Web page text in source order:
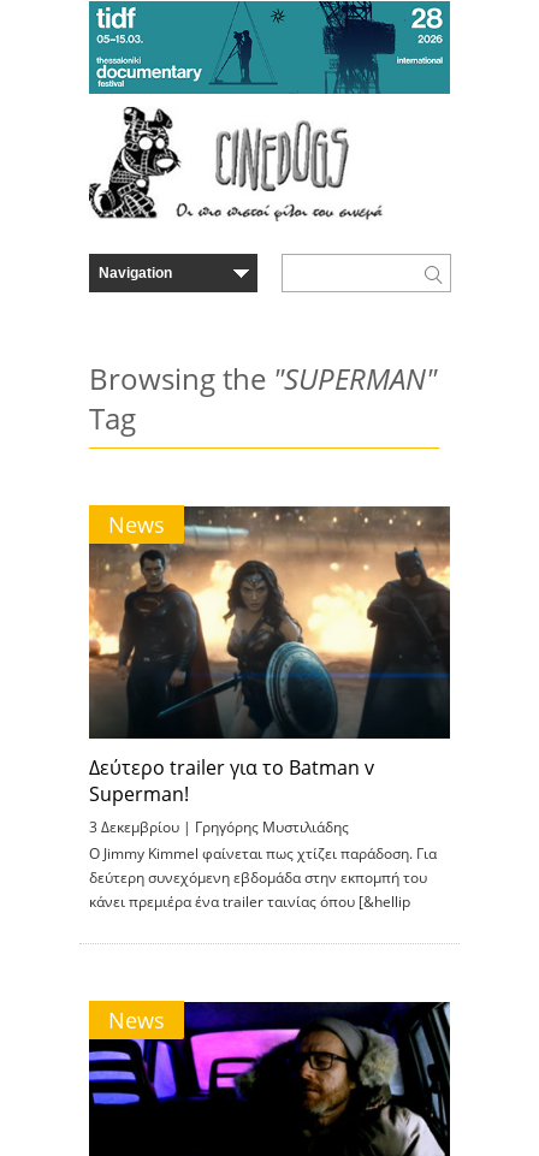
Browsing the "SUPERMAN"
Tag
News
Δεύτερο trailer για το Batman v
Superman!
3 Δεκεμβρίου | Γρηγόρης Μυστιλιάδης
Ο Jimmy Kimmel φαίνεται πως χτίζει παράδοση. Για
δεύτερη συνεχόμενη εβδομάδα στην εκπομπή του
κάνει πρεμιέρα ένα trailer ταινίας όπου [&hellip
News